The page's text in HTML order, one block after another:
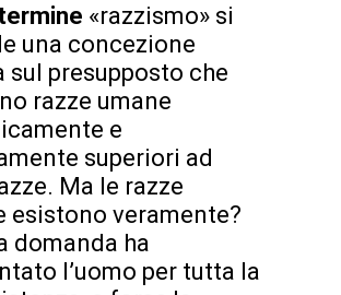
«razzismo» si
una concezione
sul presupposto che
razze umane
e
superiori ad
Ma le razze
esistono veramente?
domanda ha
l’uomo per tutta la